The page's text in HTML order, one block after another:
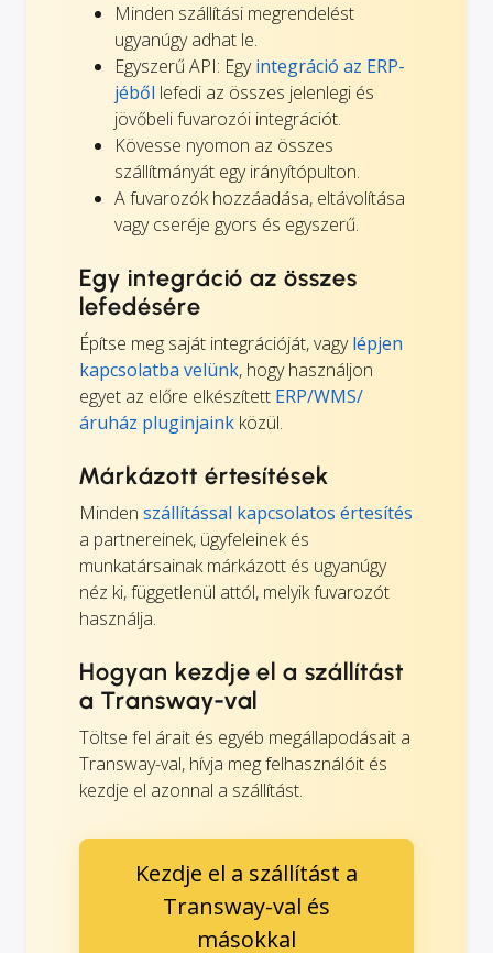
Minden szállítási megrendelést
ugyanúgy adhat le.
Egyszerű API: Egyintegráció az ERP-
jéből lefedi az összes jelenlegi és
jövőbeli fuvarozói integrációt.
Kövesse nyomon az összes
szállítmányát egy irányítópulton.
A fuvarozók hozzáadása, eltávolítása
vagy cseréje gyors és egyszerű.
Egy integráció az összes
lefedésére
Építse meg saját integrációját, vagylépjen
kapcsolatba velünk, hogy használjon
egyet az előre elkészített ERP/WMS/
áruház pluginjaink közül.
Márkázott értesítések
Minden szállítással kapcsolatos értesítés
a partnereinek, ügyfeleinek és
munkatársainak márkázott és ugyanúgy
néz ki, függetlenül attól, melyik fuvarozót
használja.
Hogyan kezdje el a szállítást
a Transway-val
Töltse fel árait és egyéb megállapodásait a
Transway-val, hívja meg felhasználóit és
kezdje el azonnal a szállítást.
Kezdje el a szállítást a
Transway-val és
másokkal